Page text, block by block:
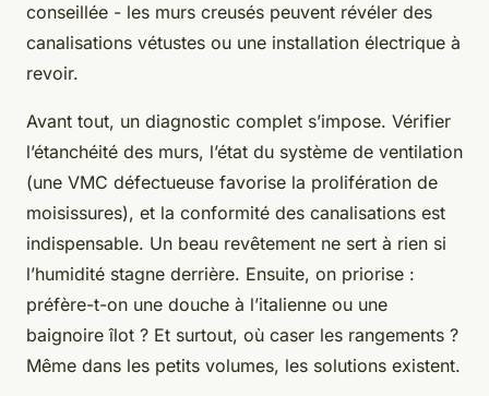
conseillée - les murs creusés peuvent révéler des
canalisations vétustes ou une installation électrique à
revoir.
Avant tout, un diagnostic complet s’impose. Vérifier
l’étanchéité des murs, l’état du système de ventilation
(une VMC défectueuse favorise la prolifération de
moisissures), et la conformité des canalisations est
indispensable. Un beau revêtement ne sert à rien si
l’humidité stagne derrière. Ensuite, on priorise :
préfère-t-on une douche à l’italienne ou une
baignoire îlot ? Et surtout, où caser les rangements ?
Même dans les petits volumes, les solutions existent.